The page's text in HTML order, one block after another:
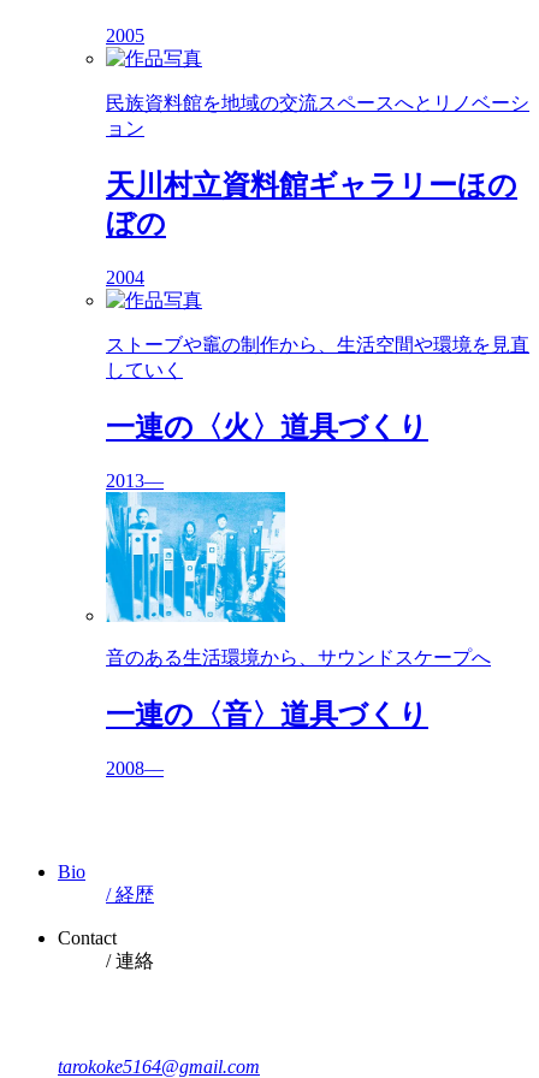
2005
民族資料館を地域の交流スペースへとリノベーシ
ョン
天川村立資料館ギャラリーほの
ぼの
2004
ストーブや竈の制作から、生活空間や環境を見直
していく
一連の〈火〉道具づくり
2013––
音のある生活環境から、サウンドスケープへ
一連の〈音〉道具づくり
2008––
Bio
/ 経歴
Contact
/ 連絡
tarokoke5164@gmail.com